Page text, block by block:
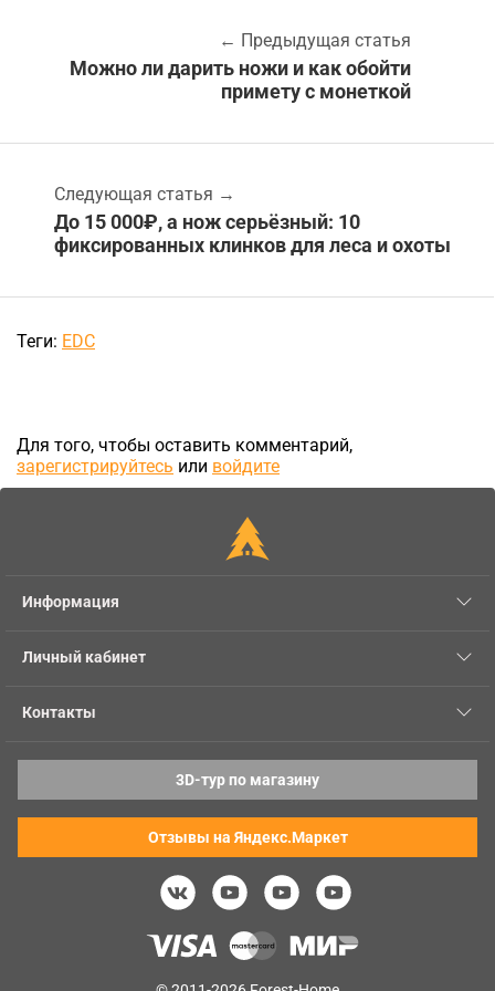
← Предыдущая статья
Можно ли дарить ножи и как обойти
примету с монеткой
Следующая статья →
До 15 000₽, а нож серьёзный: 10
фиксированных клинков для леса и охоты
Теги: EDC
Для того, чтобы оставить комментарий,
зарегистрируйтесь или войдите
Информация
Личный кабинет
Контакты
3D-тур по магазину
Отзывы на Яндекс.Маркет